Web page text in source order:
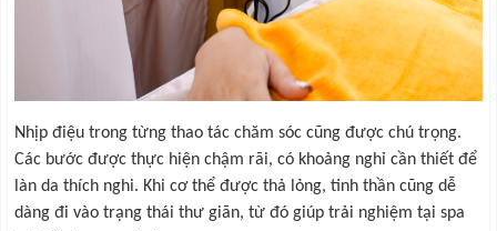
Nhịp điệu trong từng thao tác chăm sóc cũng được chú trọng.
Các bước được thực hiện chậm rãi, có khoảng nghỉ cần thiết để
làn da thích nghi. Khi cơ thể được thả lỏng, tinh thần cũng dễ
dàng đi vào trạng thái thư giãn, từ đó giúp trải nghiệm tại spa